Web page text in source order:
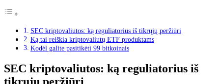
SEC kriptovaliutos: ką reguliatorius iš tikrųjų peržiūri
Ką tai reiškia kriptovaliutų ETF produktams
Kodėl galite pasitikėti 99 bitkoinais
SEC kriptovaliutos: ką reguliatorius iš